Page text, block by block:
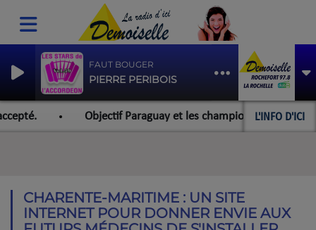
FAUT BOUGER
PIERRE PERIBOIS
L'INFO D'ICI
Objectif Paraguay et les championnats du
CHARENTE-MARITIME : UN SITE
INTERNET POUR DONNER ENVIE AUX